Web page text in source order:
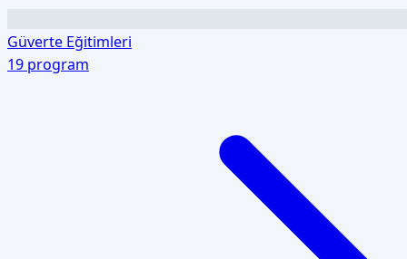
Güverte Eğitimleri
19 program